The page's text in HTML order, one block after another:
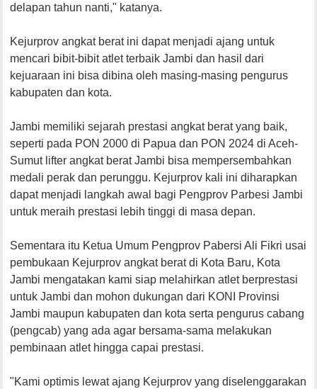
delapan tahun nanti," katanya.
Kejurprov angkat berat ini dapat menjadi ajang untuk
mencari bibit-bibit atlet terbaik Jambi dan hasil dari
kejuaraan ini bisa dibina oleh masing-masing pengurus
kabupaten dan kota.
Jambi memiliki sejarah prestasi angkat berat yang baik,
seperti pada PON 2000 di Papua dan PON 2024 di Aceh-
Sumut lifter angkat berat Jambi bisa mempersembahkan
medali perak dan perunggu. Kejurprov kali ini diharapkan
dapat menjadi langkah awal bagi Pengprov Parbesi Jambi
untuk meraih prestasi lebih tinggi di masa depan.
Sementara itu Ketua Umum Pengprov Pabersi Ali Fikri usai
pembukaan Kejurprov angkat berat di Kota Baru, Kota
Jambi mengatakan kami siap melahirkan atlet berprestasi
untuk Jambi dan mohon dukungan dari KONI Provinsi
Jambi maupun kabupaten dan kota serta pengurus cabang
(pengcab) yang ada agar bersama-sama melakukan
pembinaan atlet hingga capai prestasi.
"Kami optimis lewat ajang Kejurprov yang diselenggarakan